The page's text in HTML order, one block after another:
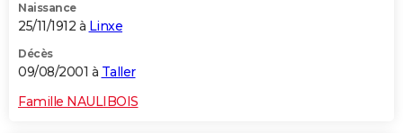
Naissance
25/11/1912 à Linxe
Décès
09/08/2001 à Taller
Famille NAULIBOIS